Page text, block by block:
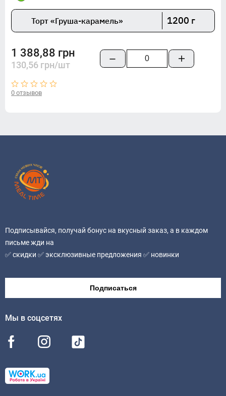
Торт «Груша-карамель» 1200 г
1 388,88 грн
130,56 грн/шт
0 отзывов
Подписывайся, получай бонус на вкусный заказ, а в каждом
письме жди на
✅ скидки ✅ эксклюзивные предложения ✅ новинки
Подписаться
Мы в соцсетях